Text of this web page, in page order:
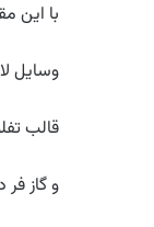
با این
وسایل
قالب
و گاز فر